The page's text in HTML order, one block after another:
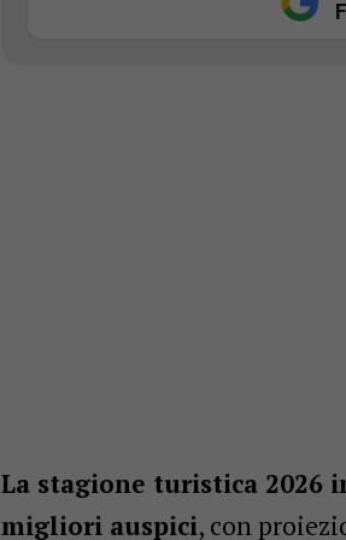
La stagione turistica 2026
migliori auspici, con